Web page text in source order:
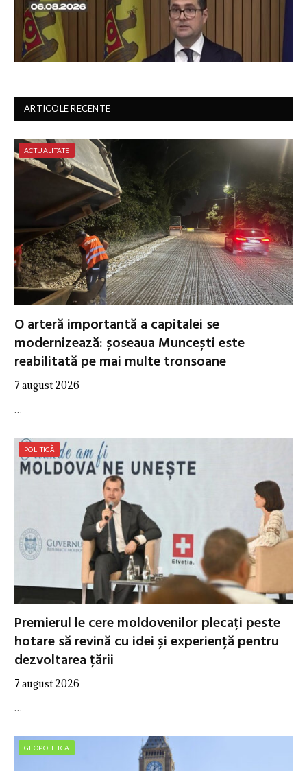
ARTICOLE RECENTE
ACTUALITATE
O arteră importantă a capitalei se
modernizează: șoseaua Muncești este
reabilitată pe mai multe tronsoane
7 august 2026
…
POLITICĂ
Premierul le cere moldovenilor plecați peste
hotare să revină cu idei și experiență pentru
dezvoltarea țării
7 august 2026
…
GEOPOLITICA